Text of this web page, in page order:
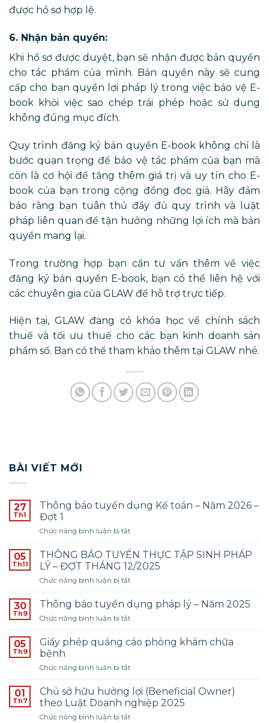
được hồ sơ hợp lệ.
6. Nhận bản quyền:
Khi hồ sơ được duyệt, bạn sẽ nhận được bản quyền
cho tác phẩm của mình. Bản quyền này sẽ cung
cấp cho bạn quyền lợi pháp lý trong việc bảo vệ E-
book khỏi việc sao chép trái phép hoặc sử dụng
không đúng mục đích.
Quy trình đăng ký bản quyền E-book không chỉ là
bước quan trọng để bảo vệ tác phẩm của bạn mà
còn là cơ hội để tăng thêm giá trị và uy tín cho E-
book của bạn trong cộng đồng đọc giả. Hãy đảm
bảo rằng bạn tuân thủ đầy đủ quy trình và luật
pháp liên quan để tận hưởng những lợi ích mà bản
quyền mang lại.
Trong trường hợp bạn cần tư vấn thêm về việc
đăng ký bản quyền E-book, bạn có thể liên hệ với
các chuyên gia của GLAW để hỗ trợ trực tiếp.
Hiện tại, GLAW đang có khóa học về chính sách
thuế và tối ưu thuế cho các bạn kinh doanh sản
phẩm số. Bạn có thể tham khảo thêm tại GLAW nhé.
BÀI VIẾT MỚI
27
Th1
Thông báo tuyển dụng Kế toán – Năm 2026 –
Đợt 1
Chức năng bình luận bị tắtở
báo
tuyển
dụng
Kế
–
Năm
2026
Đợt
05
Th11
THÔNG BÁO TUYỂN THỰC TẬP SINH PHÁP
LÝ – ĐỢT THÁNG 12/2025
Chức năng bình luận bị tắtở
BÁO
TUYỂN
THỰC
SINH
–
THÁNG
12/2025
30
Th9
Thông báo tuyển dụng pháp lý – Năm 2025
Chức năng bình luận bị tắtở
báo
tuyển
pháp
–
Năm
2025
05
Th9
Giấy phép quảng cáo phòng khám chữa
bệnh
Chức năng bình luận bị tắtở
phép
quảng
cáo
phòng
01
Th7
Chủ sở hữu hưởng lợi (Beneficial Owner)
theo Luật Doanh nghiệp 2025
Chức năng bình luận bị tắtở